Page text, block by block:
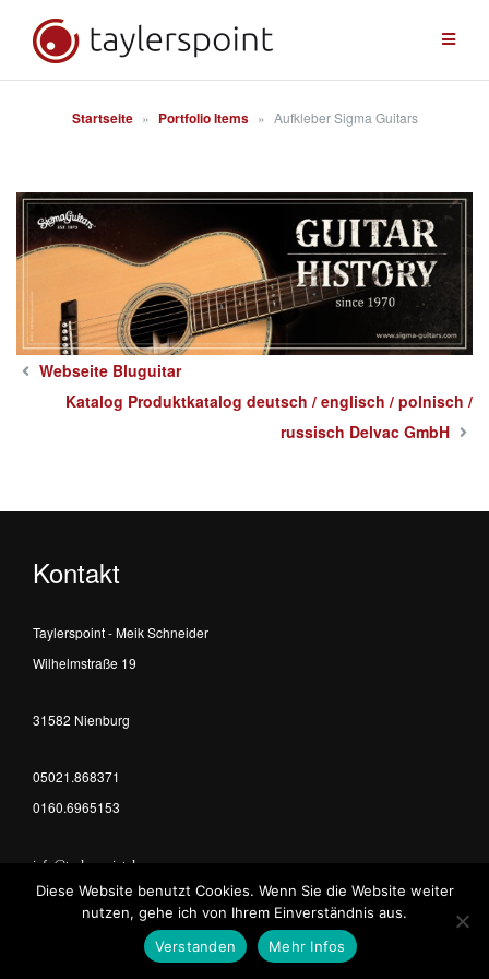
Inhalt
springen
Startseite » Portfolio Items » Aufkleber Sigma Guitars
Webseite Bluguitar
Katalog Produktkatalog deutsch / englisch / polnisch /
russisch Delvac GmbH
Kontakt
Taylerspoint - Meik Schneider
Wilhelmstraße 19
31582 Nienburg
05021.868371
0160.6965153
info@taylerspoint.de
Professionalmediaproductionsince 2004
Diese Website benutzt Cookies. Wenn Sie die Website weiter
nutzen, gehe ich von Ihrem Einverständnis aus.
Verstanden
Mehr Infos